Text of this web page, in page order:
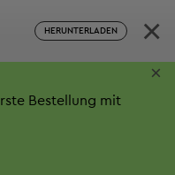
HERUNTERLADEN ×
Bestellung mit
×